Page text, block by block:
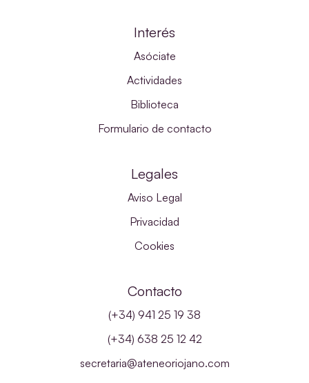
Interés
Asóciate
Actividades
Biblioteca
Formulario de contacto
Legales
Aviso Legal
Privacidad
Cookies
Contacto
(+34) 941 25 19 38
(+34) 638 25 12 42
secretaria@ateneoriojano.com